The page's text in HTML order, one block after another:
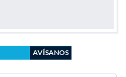
AVÍSANOS